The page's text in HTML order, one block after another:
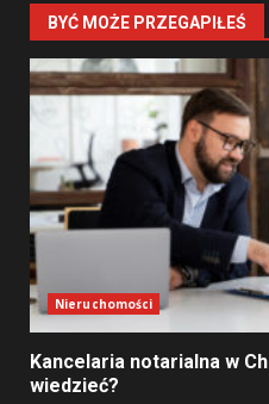
BYĆ MOŻE PRZEGAPIŁEŚ
Nieruchomości
Kancelaria notarialna w
wiedzieć?